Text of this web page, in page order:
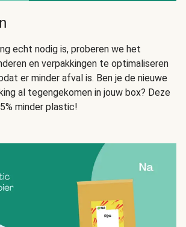
echt nodig is, proberen we het
en verpakkingen te optimaliseren
er minder afval is. Ben je de nieuwe
al tegengekomen in jouw box? Deze
minder plastic!